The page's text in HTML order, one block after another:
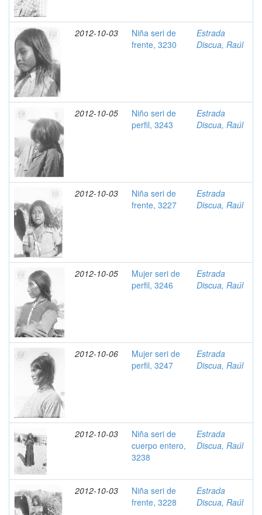
2012-10-03
Niña seri de
frente, 3230
Estrada
Discua, Raúl
2012-10-05
Niño seri de
perfil, 3243
Estrada
Discua, Raúl
2012-10-03
Niña seri de
frente, 3227
Estrada
Discua, Raúl
2012-10-05
Mujer seri de
perfil, 3246
Estrada
Discua, Raúl
2012-10-06
Mujer seri de
perfil, 3247
Estrada
Discua, Raúl
2012-10-03
Niña seri de
cuerpo entero,
3238
Estrada
Discua, Raúl
2012-10-03
Niña seri de
frente, 3228
Estrada
Discua, Raúl